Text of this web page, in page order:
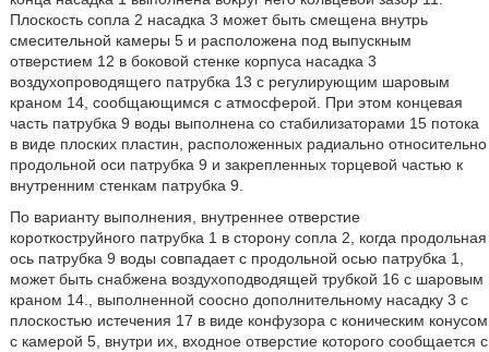
Плоскость сопла 2 насадка 3 может быть смещена внутрь
смесительной камеры 5 и расположена под выпускным
отверстием 12 в боковой стенке корпуса насадка 3
воздухопроводящего патрубка 13 с регулирующим шаровым
краном 14, сообщающимся с атмосферой. При этом концевая
часть патрубка 9 воды выполнена со стабилизаторами 15 потока
в виде плоских пластин, расположенных радиально относительно
продольной оси патрубка 9 и закрепленных торцевой частью к
внутренним стенкам патрубка 9.
По варианту выполнения, внутреннее отверстие
короткоструйного патрубка 1 в сторону сопла 2, когда продольная
ось патрубка 9 воды совпадает с продольной осью патрубка 1,
может быть снабжена воздухоподводящей трубкой 16 с шаровым
краном 14., выполненной соосно дополнительному насадку 3 с
плоскостью истечения 17 в виде конфузора с коническим конусом
с камерой 5, внутри их, входное отверстие которого сообщается с